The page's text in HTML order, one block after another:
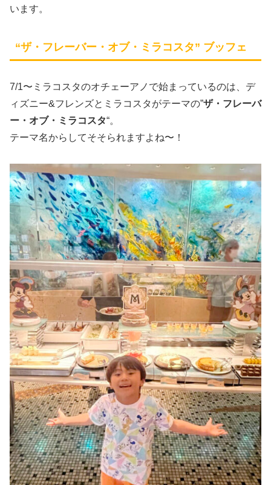
います。
“ザ・フレーバー・オブ・ミラコスタ” ブッフェ
7/1〜ミラコスタのオチェーアノで始まっているのは、デ
ィズニー&フレンズとミラコスタがテーマの”ザ・フレーバ
ー・オブ・ミラコスタ“。
テーマ名からしてそそられますよね〜！